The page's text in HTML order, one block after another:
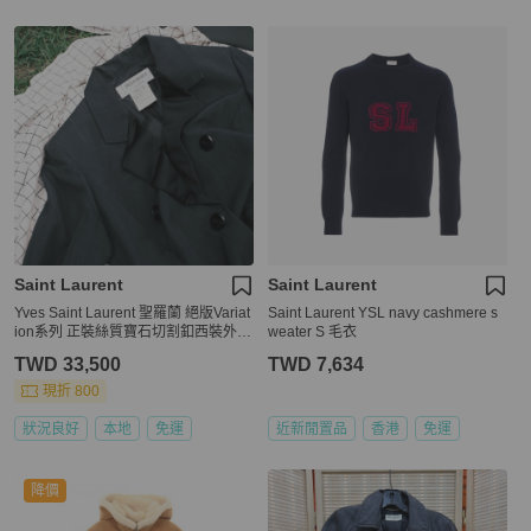
Saint Laurent
Yves Saint Laurent 聖羅蘭 絕版Variat
ion系列 正裝絲質寶石切割釦西裝外套
TWD 33,500
現折 800
狀況良好 本地 免運
Saint Laurent
Saint Laurent YSL navy cashmere s
weater S 毛衣
TWD 7,634
近新閒置品 香港 免運
降價